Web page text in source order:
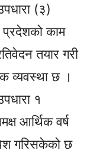
(३)
काम
तयार गरी
व्यवस्था छ ।
१
आर्थिक वर्ष
गरिसकेको छ